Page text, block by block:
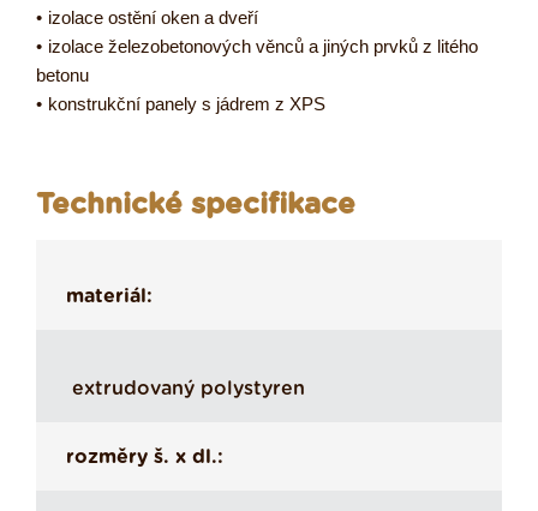
• izolace ostění oken a dveří
• izolace železobetonových věnců a jiných prvků z litého
betonu
• konstrukční panely s jádrem z XPS
Technické specifikace
materiál:
extrudovaný polystyren
rozměry š. x dl.: